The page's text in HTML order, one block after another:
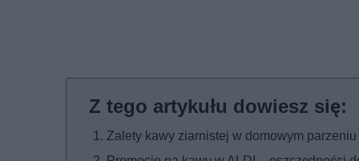
Zalety kawy ziarnistej w domowym parzeniu